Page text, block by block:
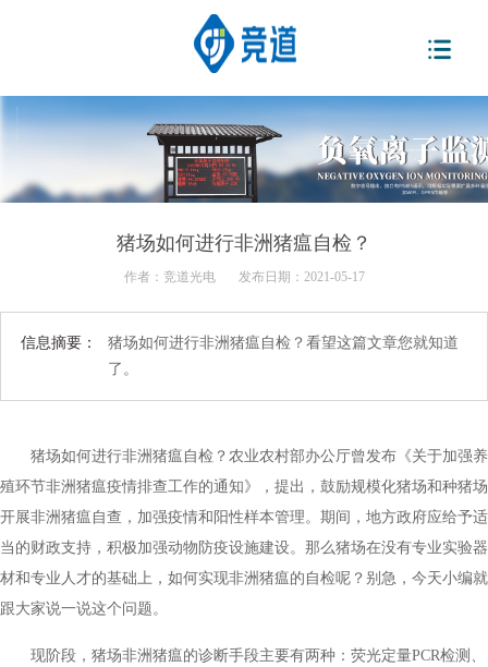
猪场如何进行非洲猪瘟自检？
作者： 竞道光电 发布日期：2021-05-17
信息摘要：
猪场如何进行非洲猪瘟自检？看望这篇文章您就知道
了。
猪场如何进行非洲猪瘟自检？农业农村部办公厅曾发布《关于加强养
殖环节非洲猪瘟疫情排查工作的通知》，提出，鼓励规模化猪场和种猪场
开展非洲猪瘟自查，加强疫情和阳性样本管理。期间，地方政府应给予适
当的财政支持，积极加强动物防疫设施建设。那么猪场在没有专业实验器
材和专业人才的基础上，如何实现非洲猪瘟的自检呢？别急，今天小编就
跟大家说一说这个问题。
现阶段，猪场非洲猪瘟的诊断手段主要有两种：荧光定量PCR检测、